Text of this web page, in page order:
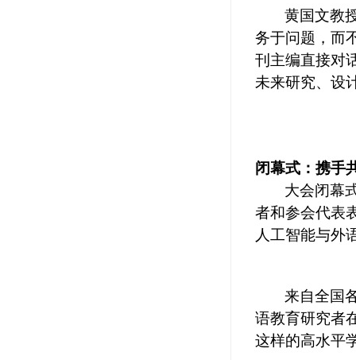
黄国文教
务于问题，而
刊主编直接对
未来研究、 设
闭幕式：携手
大会闭幕
者和参会代表
人工智能与外
来自全国
语教育研究者
这样的高水平